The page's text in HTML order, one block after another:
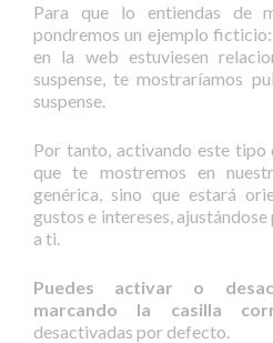
Para que lo entiendas de
pondremos un ejemplo
en la web estuviesen
suspense, te mostraríamos
suspense.
Por tanto, activando este tipo
que te mostremos en
genérica, sino que estará
gustos e intereses,
a ti.
Puedes activar o
marcando la casilla
desactivadas por defecto.